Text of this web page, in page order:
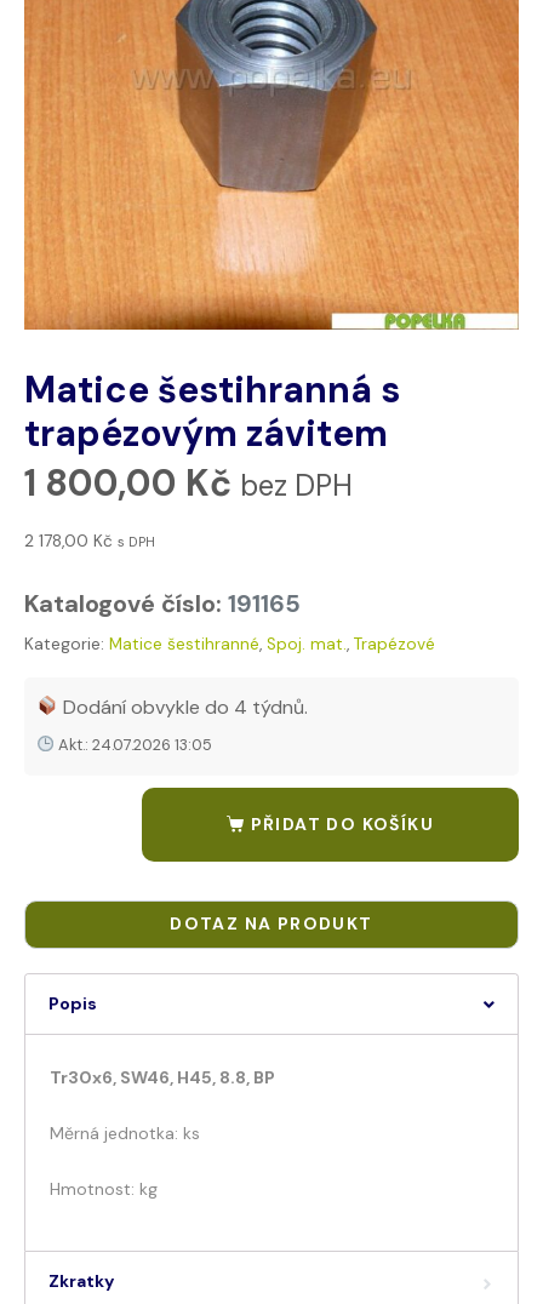
Matice šestihranná s
trapézovým závitem
1 800,00 Kč bez DPH
2 178,00 Kč s DPH
Katalogové číslo: 191165
Kategorie: Matice šestihranné, Spoj. mat., Trapézové
Dodání obvykle do 4 týdnů.
Akt.: 24.07.2026 13:05
PŘIDAT DO KOŠÍKU
Popis
Tr30x6, SW46, H45, 8.8, BP
Měrná jednotka: ks
Hmotnost: kg
Zkratky